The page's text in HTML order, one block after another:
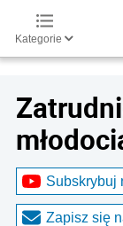
Kategorie
Subskrybuj
Zapisz się